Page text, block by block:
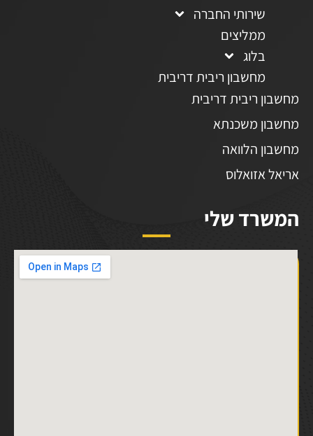
שירותי החברה
ממליצים
בלוג
מחשבון ריבית דריבית
מחשבון ריבית דריבית
מחשבון משכנתא
מחשבון הלוואה
אריאל אזואלוס
המשרד שלי